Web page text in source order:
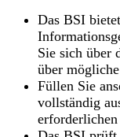
Das BSI
Sie sich über
über
Füllen Sie
vollständig